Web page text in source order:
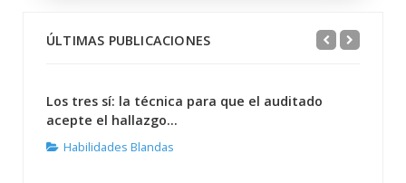
ÚLTIMAS PUBLICACIONES
Los tres sí: la técnica para que el auditado
acepte el hallazgo...
Habilidades Blandas